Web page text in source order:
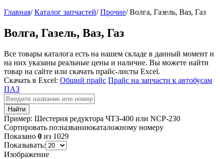
Главная/Каталог запчастей/Прочие/Волга, Газель, Ваз, Газ
Волга, Газель, Ваз, Газ
Все товары каталога есть на нашем складе в данный момент и
на них указаны реальные цены и наличие. Вы можете найти
товар на сайте или скачать прайс-листы Excel.
Скачать в Excel: Общий прайс Прайс на запчасти к автобусам
ПАЗ
Пример: Шестерня редуктора ЧТЗ-400 или NCP-230
Сортировать по:названиюкаталожному номеру
Показано 0 из 1029
Показывать:
Изображение